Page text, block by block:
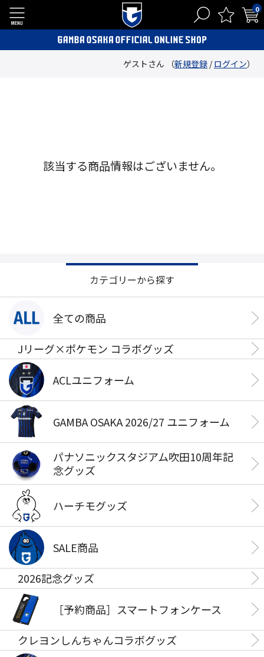
0
ゲストさん （新規登録 /ログイン）
該当する商品情報はございません。
カテゴリーから探す
全ての商品
Jリーグ×ポケモン コラボグッズ
ACLユニフォーム
GAMBA OSAKA 2026/27 ユニフォーム
パナソニックスタジアム吹田10周年記
念グッズ
ハーチモグッズ
SALE商品
2026記念グッズ
［予約商品］スマートフォンケース
クレヨンしんちゃんコラボグッズ